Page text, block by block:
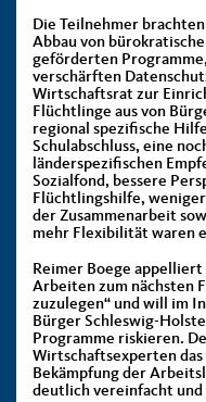
Die Teilnehmer
Abbau von
geförderten
verschärften
Wirtschaftsrat zur
Flüchtlinge aus von
regional spezifische
Schulabschluss, eine
länderspezifischen
Sozialfond, bessere
Flüchtlingshilfe,
der Zusammenarbeit
mehr Flexibilität waren
Reimer Boege
Arbeiten zum nächsten
zuzulegen“ und will im
Bürger Schleswig-
Programme riskieren.
Wirtschaftsexperten
Bekämpfung der
deutlich vereinfacht